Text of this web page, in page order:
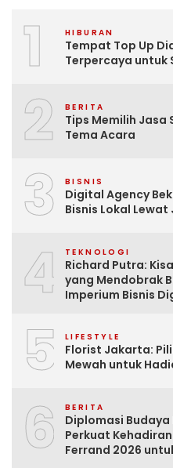
1 HIBURAN
Tempat Top Up
Terpercaya untuk
2 BERITA
Tips Memilih Jasa
Tema Acara
3 BISNIS
Digital Agency
Bisnis Lokal Lewat
4 TEKNOLOGI
Richard Putra:
yang Mendobrak
Imperium Bisnis
5 LIFESTYLE
Florist Jakarta:
Mewah untuk
6 BERITA
Diplomasi Budaya
Perkuat
Ferrand 2026